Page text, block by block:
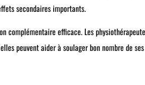
secondaires importants.
complémentaire efficace. Les
peuvent aider à soulager bon nombre de